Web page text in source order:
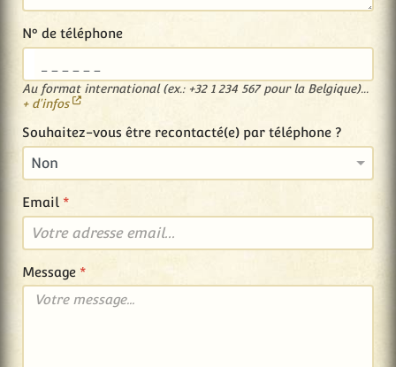
N° de téléphone
Au format international (ex.: +32 1 234 567 pour la Belgique)...
+ d'infos
Souhaitez-vous être recontacté(e) par téléphone ?
Email *
Message *